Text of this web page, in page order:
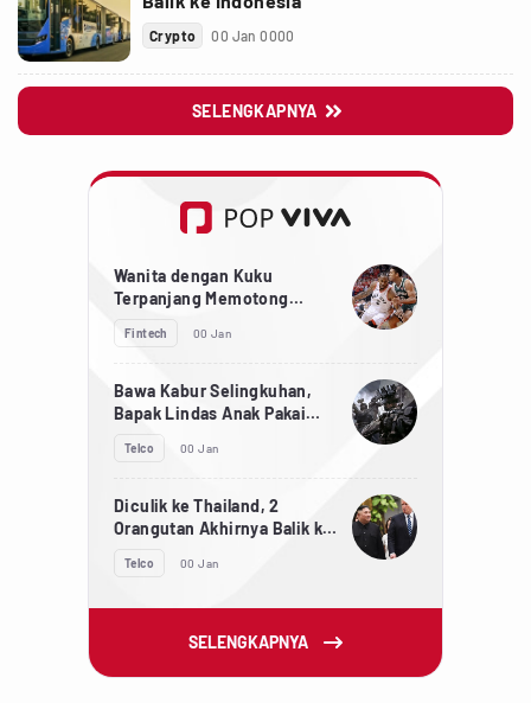
Crypto 00 Jan 0000
SELENGKAPNYA 
Wanita dengan Kuku
Terpanjang Memotong
Kukunya Sepanjang 733 cm
Fintech 00 Jan
Bawa Kabur Selingkuhan,
Bapak Lindas Anak Pakai
Truk Sawit
Telco 00 Jan
Diculik ke Thailand, 2
Orangutan Akhirnya Balik ke
Telco 00 Jan
SELENGKAPNYA